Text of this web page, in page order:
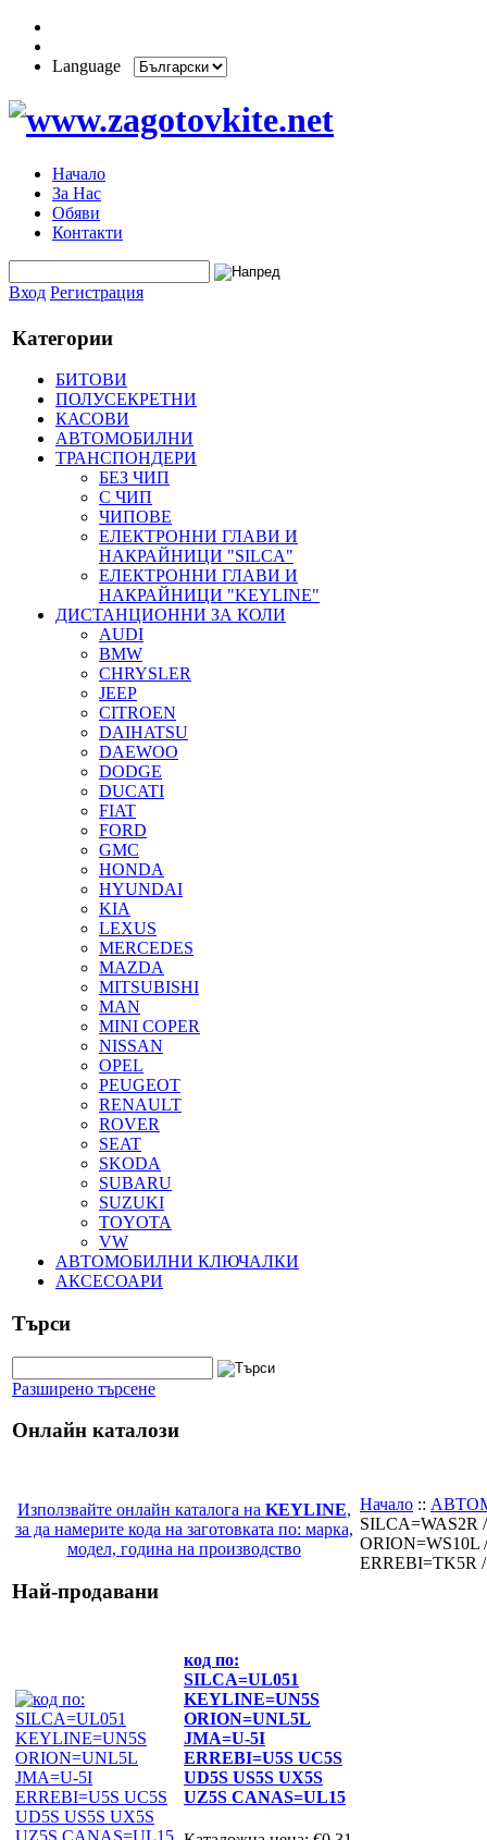
Language
Начало
За Нас
Обяви
Контакти
Вход Регистрация
Категории
БИТОВИ
ПОЛУСЕКРЕТНИ
КАСОВИ
АВТОМОБИЛНИ
ТРАНСПОНДЕРИ
БЕЗ ЧИП
С ЧИП
ЧИПОВЕ
ЕЛЕКТРОННИ ГЛАВИ И
НАКРАЙНИЦИ "SILCA"
ЕЛЕКТРОННИ ГЛАВИ И
НАКРАЙНИЦИ "KEYLINE"
ДИСТАНЦИОННИ ЗА КОЛИ
AUDI
BMW
CHRYSLER
JEEP
CITROEN
DAIHATSU
DAEWOO
DODGE
DUCATI
FIAT
FORD
GMC
HONDA
HYUNDAI
KIA
LEXUS
MERCEDES
MAZDA
MITSUBISHI
MAN
MINI COPER
NISSAN
OPEL
PEUGEOT
RENAULT
ROVER
SEAT
SKODA
SUBARU
SUZUKI
TOYOTA
VW
АВТОМОБИЛНИ КЛЮЧАЛКИ
АКСЕСОАРИ
Търси
Разширено търсене
Онлайн каталози
Използвайте онлайн каталога на KEYLINE,
за да намерите кода на заготовката по: марка,
модел, година на производство
Най-продавани
код по:
SILCA=UL051
KEYLINE=UN5S
ORION=UNL5L
JMA=U-5I
ERREBI=U5S UC5S
UD5S US5S UX5S
UZ5S CANAS=UL15
Начало ::
SILCA=WAS2R
ORION=WS10L
ERREBI=TK5R